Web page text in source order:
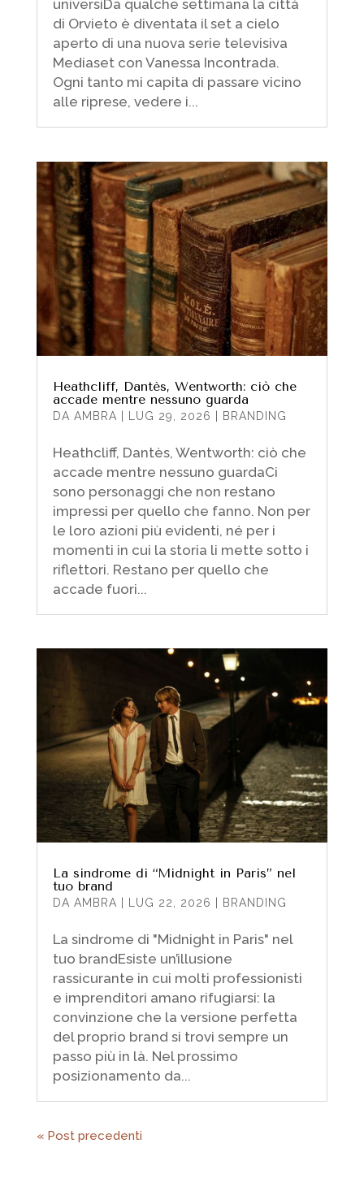
universiDa qualche settimana la città
di Orvieto è diventata il set a cielo
aperto di una nuova serie televisiva
Mediaset con Vanessa Incontrada.
Ogni tanto mi capita di passare vicino
alle riprese, vedere i...
Heathcliff, Dantès, Wentworth: ciò che
accade mentre nessuno guarda
DA AMBRA | LUG 29, 2026 | BRANDING
Heathcliff, Dantès, Wentworth: ciò che
accade mentre nessuno guardaCi
sono personaggi che non restano
impressi per quello che fanno. Non per
le loro azioni più evidenti, né per i
momenti in cui la storia li mette sotto i
riflettori. Restano per quello che
accade fuori...
La sindrome di “Midnight in Paris” nel
tuo brand
DA AMBRA LUG 22, 2026 BRANDING
La sindrome di "Midnight in Paris" nel
tuo brandEsiste un’illusione
rassicurante in cui molti professionisti
e imprenditori amano rifugiarsi: la
convinzione che la versione perfetta
del proprio brand si trovi sempre un
passo più in là. Nel prossimo
posizionamento da...
« Post precedenti